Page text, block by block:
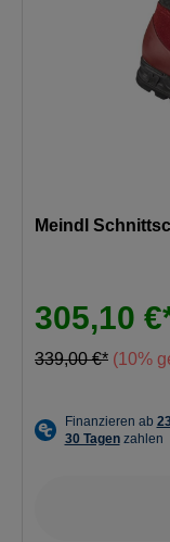
Meindl
305,10
339,00 €* (10%